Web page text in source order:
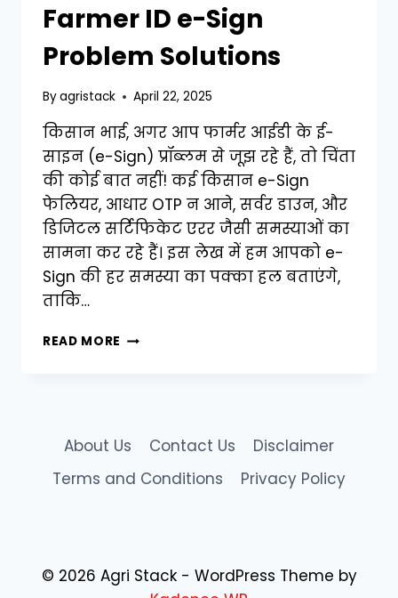
Farmer ID e-Sign
Problem Solutions
Byagristack April 22, 2025
किसान भाई, अगर आप फार्मर आईडी के ई-
साइन (e-Sign) प्रॉब्लम से जूझ रहे हैं, तो चिंता
की कोई बात नहीं! कई किसान e-Sign
फेलियर, आधार OTP न आने, सर्वर डाउन, और
डिजिटल सर्टिफिकेट एरर जैसी समस्याओं का
सामना कर रहे हैं। इस लेख में हम आपको e-
Sign की हर समस्या का पक्का हल बताएंगे,
ताकि…
READ MORE किसान
ई-
की
दार
About Us Contact Us
Disclaimer
Terms and Conditions
Privacy Policy
© 2026 Agri Stack - WordPress Theme by